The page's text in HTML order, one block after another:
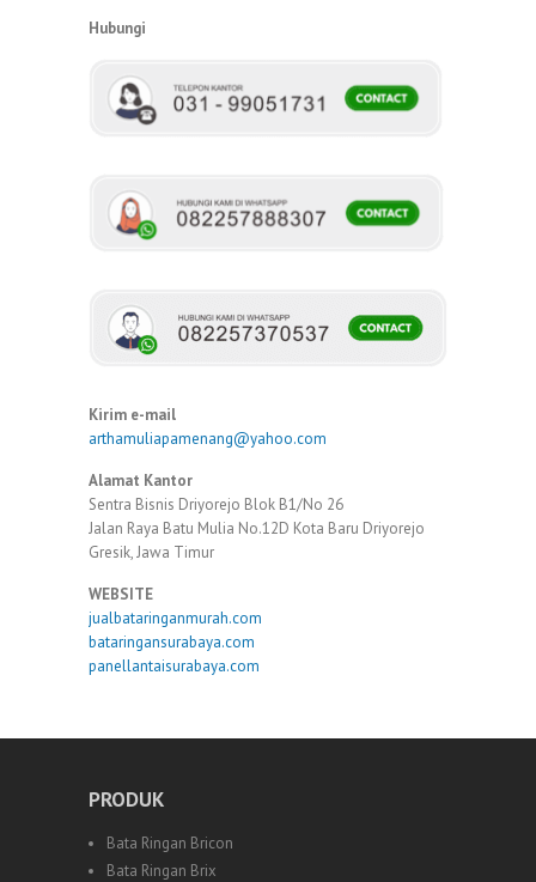
Hubungi
Kirim e-mail
arthamuliapamenang@yahoo.com
Alamat Kantor
Sentra Bisnis Driyorejo Blok B1/No 26
Jalan Raya Batu Mulia No.12D Kota Baru Driyorejo
Gresik, Jawa Timur
WEBSITE
jualbataringanmurah.com
bataringansurabaya.com
panellantaisurabaya.com
PRODUK
Bata Ringan Bricon
Bata Ringan Brix